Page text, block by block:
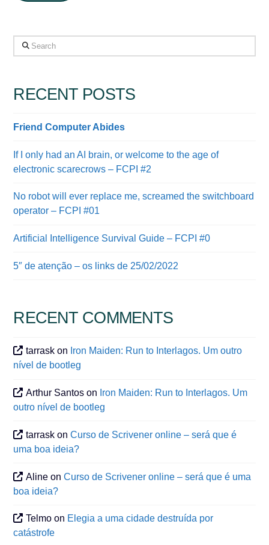
Search
RECENT POSTS
Friend Computer Abides
If I only had an AI brain, or welcome to the age of
electronic scarecrows – FCPI #2
No robot will ever replace me, screamed the switchboard
operator – FCPI #01
Artificial Intelligence Survival Guide – FCPI #0
5″ de atenção – os links de 25/02/2022
RECENT COMMENTS
tarrask on Iron Maiden: Run to Interlagos. Um outro
nível de bootleg
Arthur Santos on Iron Maiden: Run to Interlagos. Um
outro nível de bootleg
tarrask onCurso de Scrivener online – será que é
uma boa ideia?
Aline onCurso de Scrivener online – será que é uma
boa ideia?
Telmo on Elegia a uma cidade destruída por
catástrofe